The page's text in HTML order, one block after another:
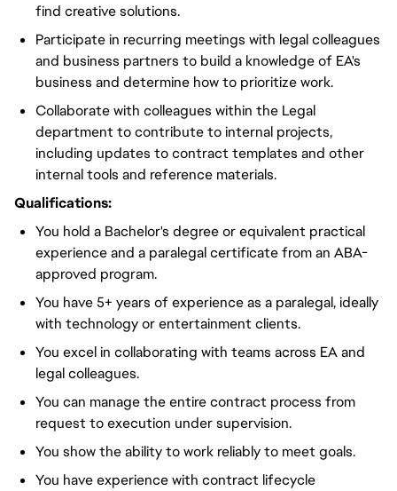
find creative solutions.
Participate in recurring meetings with legal colleagues
and business partners to build a knowledge of EA's
business and determine how to prioritize work.
Collaborate with colleagues within the Legal
department to contribute to internal projects,
including updates to contract templates and other
internal tools and reference materials.
Qualifications:
You hold a Bachelor's degree or equivalent practical
experience and a paralegal certificate from an ABA-
approved program.
You have 5+ years of experience as a paralegal, ideally
with technology or entertainment clients.
You excel in collaborating with teams across EA and
legal colleagues.
You can manage the entire contract process from
request to execution under supervision.
You show the ability to work reliably to meet goals.
You have experience with contract lifecycle